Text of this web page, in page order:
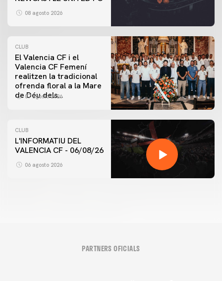
08 agosto 2026
CLUB
El Valencia CF i el
Valencia CF Femení
realitzen la tradicional
ofrenda floral a la Mare
de Déu dels
07 agosto 2026
CLUB
L'INFORMATIU DEL
VALENCIA CF - 06/08/26
06 agosto 2026
PARTNERS OFICIALS